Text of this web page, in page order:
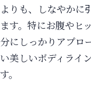
よりも、しなやかに
ます。特にお腹やヒ
分にしっかりアプロ
い美しいボディライ
す。